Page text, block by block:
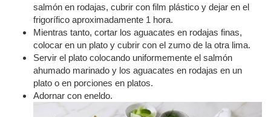
salmón en rodajas, cubrir con film plástico y dejar en el
frigorífico aproximadamente 1 hora.
Mientras tanto, cortar los aguacates en rodajas finas,
colocar en un plato y cubrir con el zumo de la otra lima.
Servir el plato colocando uniformemente el salmón
ahumado marinado y los aguacates en rodajas en un
plato o en porciones en platos.
Adornar con eneldo.